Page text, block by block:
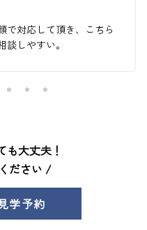
で対応して頂き、こちら
しやすい。
大丈夫！
ださい /
学予約